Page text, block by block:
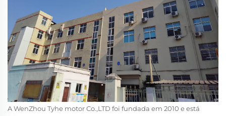
A WenZhou Tyhe motor Co.,LTD foi fundada em 2010 e está